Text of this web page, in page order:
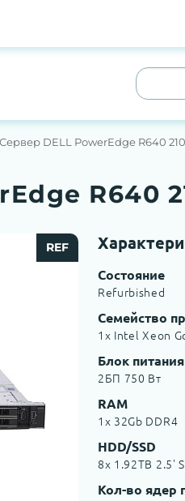
Сервер DELL PowerEdge R640
R640
REF
Состояние
Refurbished
Семейство
1x Intel Xeon
Блок питания
2БП 750 Вт
RAM
1x 32Gb DDR4
HDD/SSD
8x 1.92TB 2.5'
Кол-во ядер